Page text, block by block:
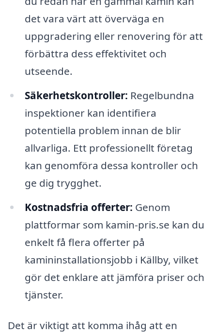
det vara värt att överväga en
uppgradering eller renovering för att
förbättra dess effektivitet och
utseende.
Säkerhetskontroller: Regelbundna
inspektioner kan identifiera
potentiella problem innan de blir
allvarliga. Ett professionellt företag
kan genomföra dessa kontroller och
ge dig trygghet.
Kostnadsfria offerter: Genom
plattformar som kamin-pris.se kan du
enkelt få flera offerter på
kamininstallationsjobb i Källby, vilket
gör det enklare att jämföra priser och
tjänster.
Det är viktigt att komma ihåg att en